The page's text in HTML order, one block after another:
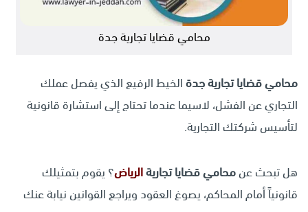
محامي قضايا تجارية جدة
محامي قضايا تجارية جدةالخيط الرفيع الذي يفصل عملك
التجاري عن الفشل، لاسيما عندما تحتاج إلى استشارة قانونية
لتأسيس شركتك التجارية.
هل تبحث عنمحامي قضايا تجاريةالرياض؟ يقوم بتمثيلك
قانونياً أمام المحاكم، يصوغ العقود ويراجع القوانين نيابة عنك